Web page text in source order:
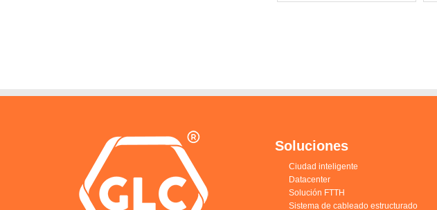
Soluciones
Ciudad inteligente
Datacenter
Solución FTTH
Sistema de cableado estructurado